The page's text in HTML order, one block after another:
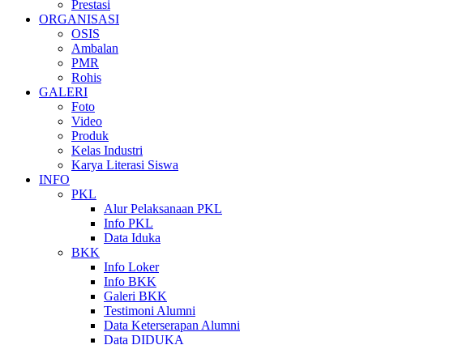
Prestasi
ORGANISASI
OSIS
Ambalan
PMR
Rohis
GALERI
Foto
Video
Produk
Kelas Industri
Karya Literasi Siswa
INFO
PKL
Alur Pelaksanaan PKL
Info PKL
Data Iduka
BKK
Info Loker
Info BKK
Galeri BKK
Testimoni Alumni
Data Keterserapan Alumni
Data DIDUKA